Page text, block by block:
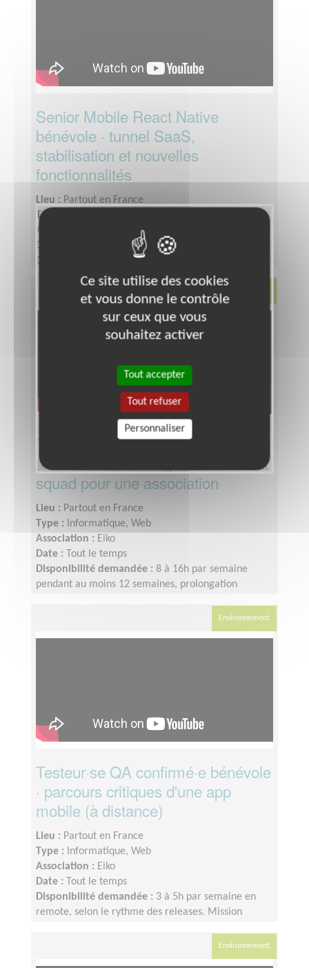
Senior Mobile React Native
bénévole · tunnel SaaS,
stabilisation et nouvelles
fonctionnalités
Lieu : Partout en France
Type :
Association :
Date :
Disponibilité demandée :
pendant 8 à 12 semaines, prolongation possible si fit
Tech Lead bénévole Eiko ·
architecture, arbitrages et mentorat
squad pour une association
Lieu : Partout en France
Type :
Informatique, Web
Association : Eiko
Date :
Tout le temps
Disponibilité demandée : 8 à 16h par semaine
pendant au moins 12 semaines, prolongation
Environnement
Testeur·se QA confirmé·e bénévole
· parcours critiques d'une app
mobile (à distance)
Lieu : Partout en France
Type :
Informatique, Web
Association : Eiko
Date :
Tout le temps
Disponibilité demandée : 3 à 5h par semaine en
remote, selon le rythme des releases. Mission
Environnement
Ce site utilise des cookies
et vous donne le contrôle
sur ceux que vous
souhaitez activer
Tout accepter
Tout refuser
Personnaliser